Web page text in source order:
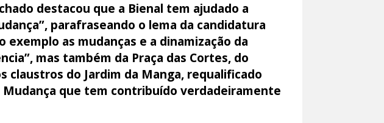
destacou que a Bienal tem ajudado a
parafraseando o lema da candidatura
exemplo as mudanças e a dinamização da
mas também da Praça das Cortes, do
claustros do Jardim da Manga, requalificado
que tem contribuído verdadeiramente